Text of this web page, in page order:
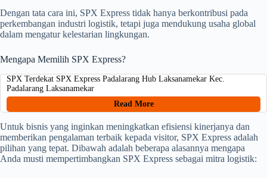
Dengan tata cara ini, SPX Express tidak hanya berkontribusi pada
perkembangan industri logistik, tetapi juga mendukung usaha global
dalam mengatur kelestarian lingkungan.
Mengapa Memilih SPX Express?
SPX Terdekat SPX Express Padalarang Hub Laksanamekar Kec.
Padalarang Laksanamekar
Read More
Untuk bisnis yang inginkan meningkatkan efisiensi kinerjanya dan
memberikan pengalaman terbaik kepada visitor, SPX Express adalah
pilihan yang tepat. Dibawah adalah beberapa alasannya mengapa
Anda musti mempertimbangkan SPX Express sebagai mitra logistik: